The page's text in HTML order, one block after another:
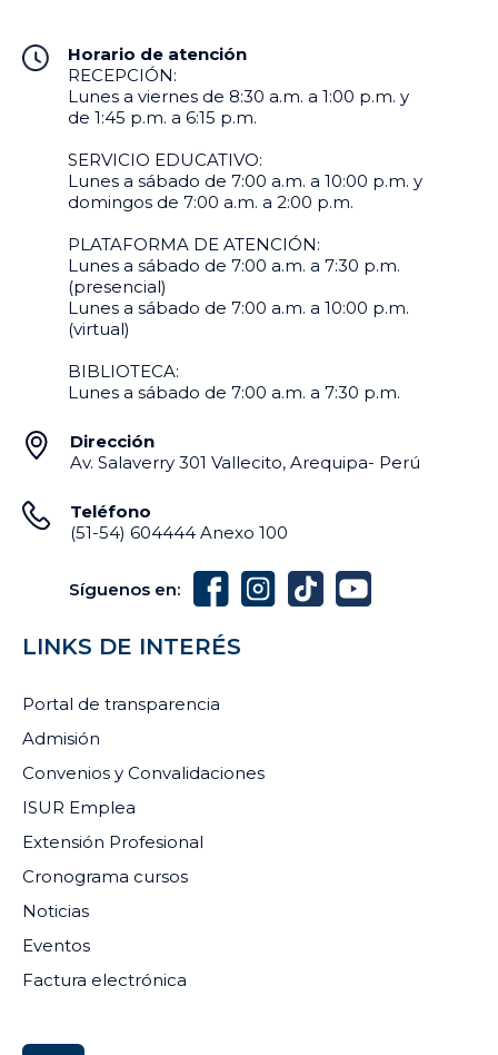
Horario de atención
RECEPCIÓN:
Lunes a viernes de 8:30 a.m. a 1:00 p.m. y
de 1:45 p.m. a 6:15 p.m.
SERVICIO EDUCATIVO:
Lunes a sábado de 7:00 a.m. a 10:00 p.m. y
domingos de 7:00 a.m. a 2:00 p.m.
PLATAFORMA DE ATENCIÓN:
Lunes a sábado de 7:00 a.m. a 7:30 p.m.
(presencial)
Lunes a sábado de 7:00 a.m. a 10:00 p.m.
(virtual)
BIBLIOTECA:
Lunes a sábado de 7:00 a.m. a 7:30 p.m.
Dirección
Av. Salaverry 301 Vallecito, Arequipa- Perú
Teléfono
(51-54) 604444 Anexo 100
Síguenos en:
LINKS DE INTERÉS
Portal de transparencia
Admisión
Convenios y Convalidaciones
ISUR Emplea
Extensión Profesional
Cronograma cursos
Noticias
Eventos
Factura electrónica